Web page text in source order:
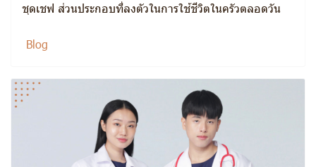
ชุดเชฟ ส่วนประกอบที่ลงตัวในการใช้ชีวิตในครัวตลอดวัน
Blog